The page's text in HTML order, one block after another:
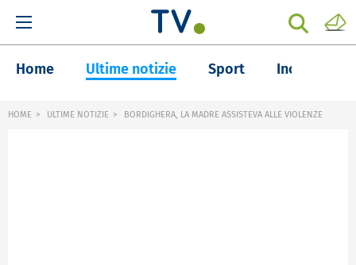
Home Ultime notizie Sport Inchieste
HOME ULTIME NOTIZIE BORDIGHERA, LA MADRE ASSISTEVA ALLE VIOLENZE